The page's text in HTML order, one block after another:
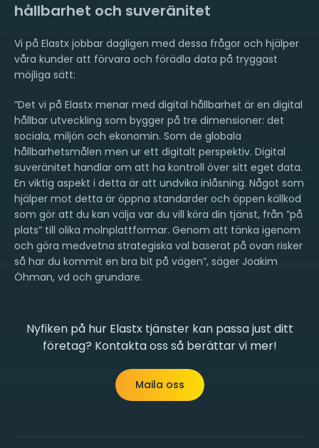
hållbarhet och suveränitet
Vi på Elastx jobbar dagligen med dessa frågor och hjälper
våra kunder att förvara och förädla data på tryggast
möjliga sätt:
”Det vi på Elastx menar med digital hållbarhet är en digital
hållbar utveckling som bygger på tre dimensioner: det
sociala, miljön och ekonomin. Som de globala
hållbarhetsmålen men ur ett digitalt perspektiv. Digital
suveränitet handlar om att ha kontroll över sitt eget data.
En viktig aspekt i detta är att undvika inlåsning. Något som
hjälper mot detta är öppna standarder och öppen källkod
som gör att du kan välja var du vill köra din tjänst, från ”på
plats” till olika molnplattformar. Genom att tänka igenom
och göra medvetna strategiska val baserat på ovan risker
så har du kommit en bra bit på vägen”, säger Joakim
Öhman, vd och grundare.
Nyfiken på hur Elastx tjänster kan passa just ditt
företag? Kontakta oss så berättar vi mer!
Maila oss